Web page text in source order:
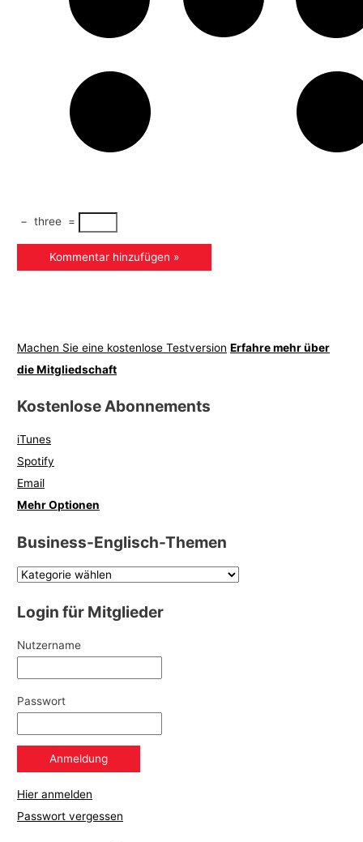
− three =
Machen Sie eine kostenlose Testversion Erfahre mehr über
die Mitgliedschaft
Kostenlose Abonnements
iTunes
Spotify
Email
Mehr Optionen
Business-Englisch-Themen
Login für Mitglieder
Nutzername
Passwort
Hier anmelden
Passwort vergessen